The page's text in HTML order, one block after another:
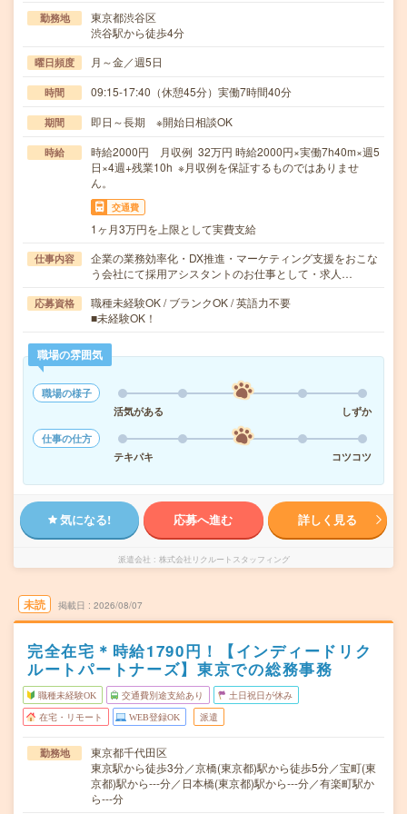
勤務地
東京都渋谷区
渋谷駅から徒歩4分
曜日頻度 月～金／週5日
時間 09:15-17:40（休憩45分）実働7時間40分
期間 即日～長期 ※開始日相談OK
時給
時給2000円 月収例 32万円 時給2000円×実働7h40m×週5
日×4週+残業10h ※月収例を保証するものではありませ
ん。
交通費
1ヶ月3万円を上限として実費支給
仕事内容
企業の業務効率化・DX推進・マーケティング支援をおこな
う会社にて採用アシスタントのお仕事として・求人…
応募資格
職種未経験OK / ブランクOK / 英語力不要
■未経験OK！
職場の雰囲気
職場の様子
活気がある
しずか
仕事の仕方
テキパキ
コツコツ
気になる! 応募へ進む 詳しく見る
派遣会社 株式会社リクルートスタッフィング
未読 掲載日 2026/08/07
完全在宅＊時給1790円！【インディードリク
ルートパートナーズ】東京での総務事務
職種未経験OK 交通費別途支給あり 土日祝日が休み
在宅・リモート WEB登録OK 派遣
勤務地
東京都千代田区
東京駅から徒歩3分／京橋(東京都)駅から徒歩5分／宝町(東
京都)駅から---分／日本橋(東京都)駅から---分／有楽町駅か
ら---分